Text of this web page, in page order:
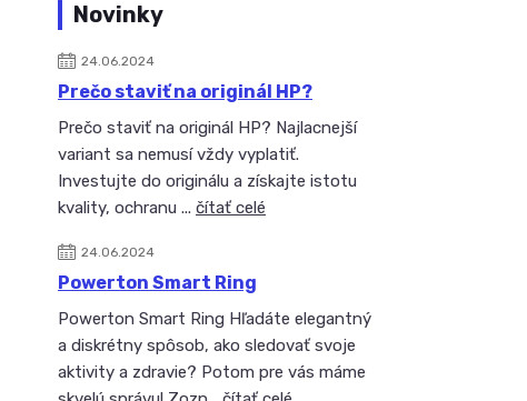
Novinky
24.06.2024
Prečo staviť na originál HP?
Prečo staviť na originál HP? Najlacnejší
variant sa nemusí vždy vyplatiť.
Investujte do originálu a získajte istotu
kvality, ochranu ... čítať celé
24.06.2024
Powerton Smart Ring
Powerton Smart Ring Hľadáte elegantný
a diskrétny spôsob, ako sledovať svoje
aktivity a zdravie? Potom pre vás máme